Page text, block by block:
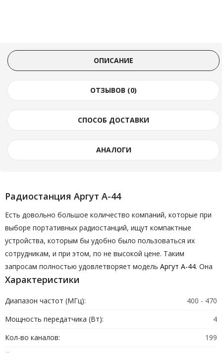
ОПИСАНИЕ
ОТЗЫВОВ (0)
СПОСОБ ДОСТАВКИ
АНАЛОГИ
Радиостанция Аргут А-44
Есть довольно большое количество компаний, которые при
выборе портативных радиостанций, ищут компактные
устройства, которым бы удобно было пользоваться их
сотрудникам, и при этом, по не высокой цене. Таким
запросам полностью удовлетворяет модель Аргут А-44. Она
является очень прочной, имеет небольшой размер и
Не все сегодня верят в российскую электронику, пытаясь
подобрать американские или японские устройства. Но смеем
Характеристики
Диапазон частот (МГц):
400 - 470
Мощность передатчика (Вт):
4
Кол-во каналов:
199